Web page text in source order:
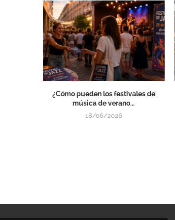
¿Cómo pueden los festivales de
música de verano...
18/06/2026